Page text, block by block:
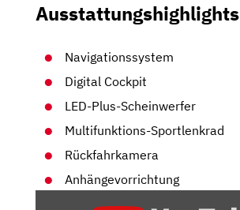
Ausstattungshighlights
Navigationssystem
Digital Cockpit
LED-Plus-Scheinwerfer
Multifunktions-Sportlenkrad
Rückfahrkamera
Anhängevorrichtung